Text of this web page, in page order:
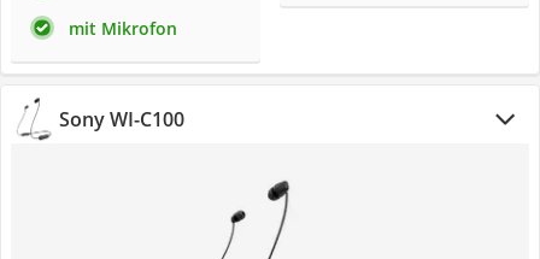
mit Mikrofon
Sony WI-C100